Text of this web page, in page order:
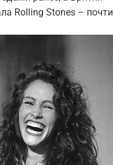
Rolling Stones – почти